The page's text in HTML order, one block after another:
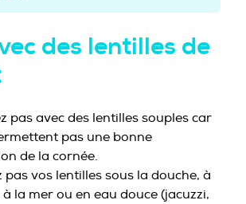
des lentilles de
pas avec des lentilles souples car
pas une bonne
de la cornée.
pas vos lentilles sous la douche, à
à la mer ou en eau douce (jacuzzi,